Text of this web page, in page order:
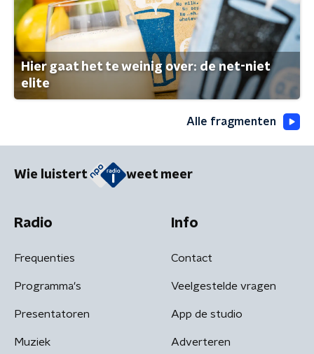
Hier gaat het te weinig over: de net-niet
elite
Alle fragmenten
Wie luistert weet meer
Radio
Frequenties
Programma's
Presentatoren
Muziek
Info
Contact
Veelgestelde vragen
App de studio
Adverteren